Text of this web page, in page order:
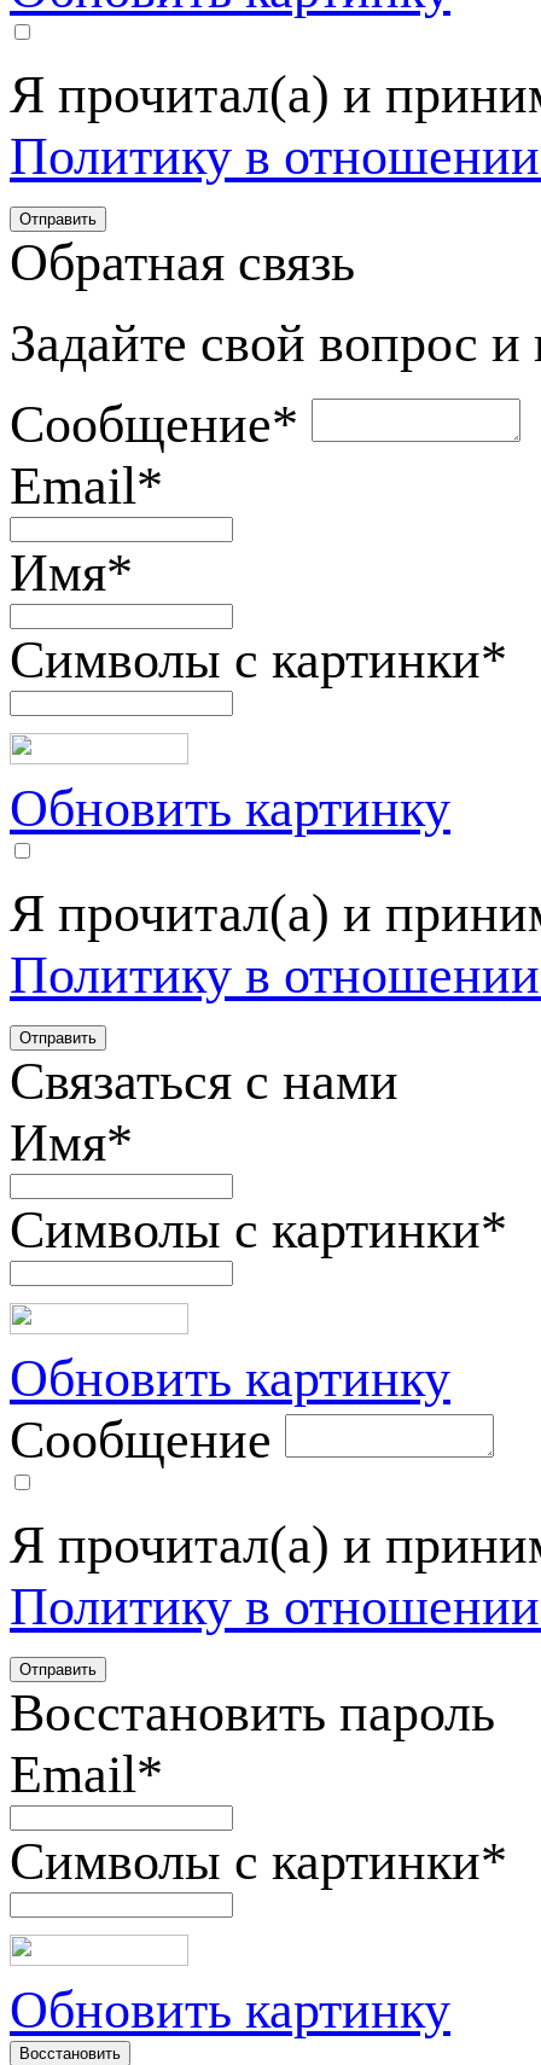
Я прочитал(а) и
Политику в
Обратная связь
Задайте свой вопрос
Сообщение*
Email*
Имя*
Символы с картинки*
Обновить картинку
Я прочитал(а) и
Политику в
Связаться с нами
Имя*
Символы с картинки*
Обновить картинку
Сообщение
Я прочитал(а) и
Политику в
Восстановить пароль
Email*
Символы с картинки*
Обновить картинку